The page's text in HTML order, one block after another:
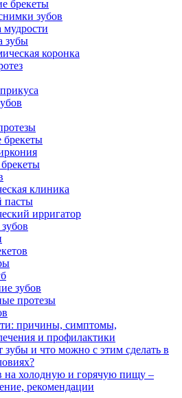
брекеты
зубов
мудрости
зубы
коронка
брекеты
клиника
пасты
ирригатор
зубов
протезы
причины, симптомы,
и профилактики
и что можно с этим сделать в
на холодную и горячую пищу –
рекомендации